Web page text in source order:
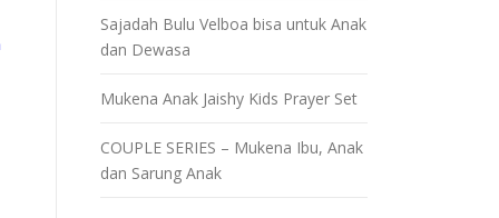
Sajadah Bulu Velboa bisa untuk Anak
dan Dewasa
Mukena Anak Jaishy Kids Prayer Set
COUPLE SERIES – Mukena Ibu, Anak
dan Sarung Anak